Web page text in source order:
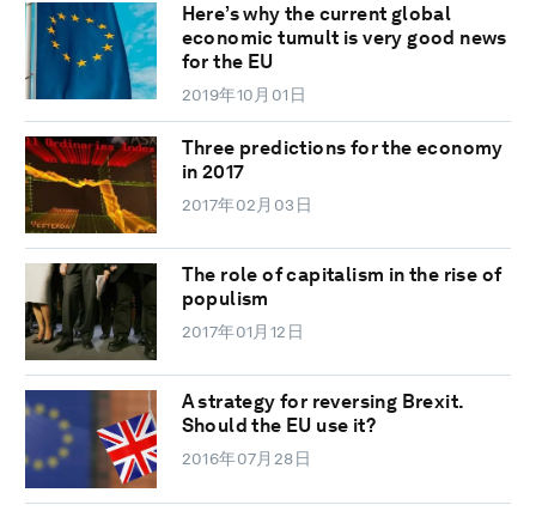
Here’s why the current global
economic tumult is very good news
for the EU
2019年10月01日
Three predictions for the economy
in 2017
2017年02月03日
The role of capitalism in the rise of
populism
2017年01月12日
A strategy for reversing Brexit.
Should the EU use it?
2016年07月28日